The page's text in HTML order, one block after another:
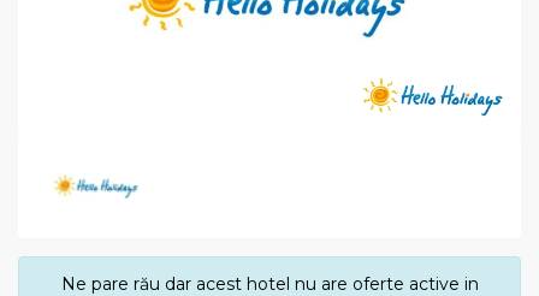
Ne pare rău dar acest hotel nu are oferte active in